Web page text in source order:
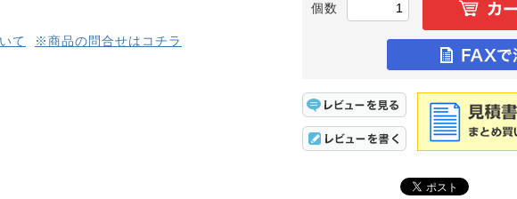
て ※商品の問合せはコチラ
個数